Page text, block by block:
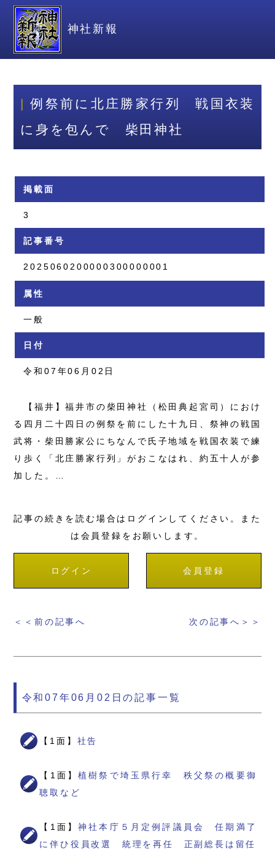
神社新報
例祭前に北庄勝家行列 戦国衣装
に身を包んで 柴田神社
掲載面
3
記事番号
2025060200000300000001
属性
一般
日付
令和07年06月02日
【福井】福井市の柴田神社（松田典起宮司）におけ
る四月二十四日の例祭を前にした十九日、祭神の戦国
武将・柴田勝家公にちなんで氏子地域を戦国衣装で練
り歩く「北庄勝家行列」がおこなはれ、約五十人が参
加した。…
記事の続きを読む場合はログインしてください。また
は会員登録をお願いします。
ログイン 会員登録
＜＜前の記事へ 次の記事へ＞＞
令和07年06月02日の記事一覧
【1面】 社告
【1面】植樹祭で埼玉県行幸 秩父祭の概要御
聴取など
【1面】神社本庁５月定例評議員会 任期満了
に伴ひ役員改選 統理を再任 正副総長は留任